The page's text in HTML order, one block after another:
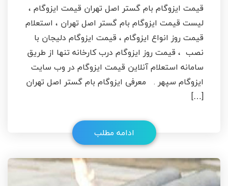
قیمت ایزوگام بام گستر اصل تهران قیمت ایزوگام ،
لیست قیمت ایزوگام بام گستر اصل تهران ، استعلام
قیمت روز انواع ایزوگام ، قیمت ایزوگام دلیجان با
نصب ، قیمت روز ایزوگام درب کارخانه تنها از طریق
سامانه استعلام آنلاین قیمت ایزوگام در وب سایت
ایزوگام سپهر . معرفی ایزوگام بام گستر اصل تهران
[…]
ادامه مطلب